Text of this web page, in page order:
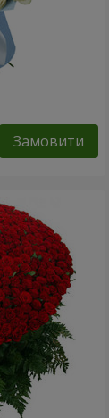
Замовити